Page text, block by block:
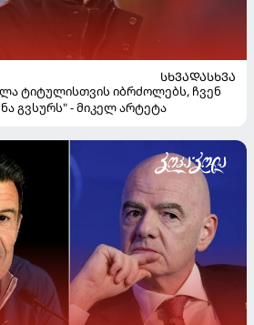
ᲡᲮᲕᲐᲓᲐᲡᲮᲕᲐ
ტიტულისთვის იბრძოლებს, ჩვენ
გვსურს" - მიკელ არტეტა